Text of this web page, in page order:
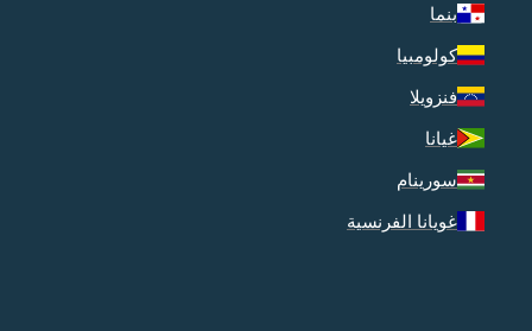
بنما
كولومبيا
فنزويلا
غيانا
سورينام
غويانا الفرنسية